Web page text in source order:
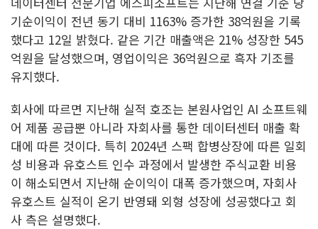
기순이익이 전년 동기 대비 1163% 증가한 38억원을 기록
했다고 12일 밝혔다. 같은 기간 매출액은 21% 성장한 545
억원을 달성했으며, 영업이익은 36억원으로 흑자 기조를
유지했다.
회사에 따르면 지난해 실적 호조는 본원사업인 AI 소프트웨
어 제품 공급뿐 아니라 자회사를 통한 데이터센터 매출 확
대에 따른 것이다. 특히 2024년 스팩 합병상장에 따른 일회
성 비용과 유호스트 인수 과정에서 발생한 주식교환 비용
이 해소되면서 지난해 순이익이 대폭 증가했으며, 자회사
유호스트 실적이 온기 반영돼 외형 성장에 성공했다고 회
사 측은 설명했다.